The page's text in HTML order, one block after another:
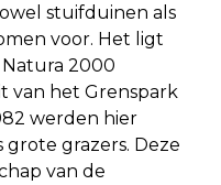
stuifduinen als
voor. Het ligt
2000
van het Grenspark
werden hier
grote grazers. Deze
van de